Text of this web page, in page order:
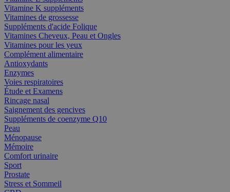
Vitamine K suppléments
Vitamines de grossesse
Suppléments d'acide Folique
Vitamines Cheveux, Peau et Ongles
Vitamines pour les yeux
Complément alimentaire
Antioxydants
Enzymes
Voies respiratoires
Étude et Examens
Rincage nasal
Saignement des gencives
Suppléments de coenzyme Q10
Peau
Ménopause
Mémoire
Comfort urinaire
Sport
Prostate
Stress et Sommeil